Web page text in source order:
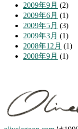
2009年9月 (2)
2009年6月 (1)
2009年5月 (3)
2009年3月 (1)
2008年12月 (1)
2008年9月 (1)